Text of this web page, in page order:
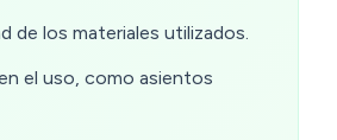
de los materiales utilizados.
el uso, como asientos